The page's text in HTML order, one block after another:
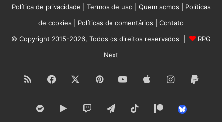
Política de privacidade Termos de uso Quem somos
Políticas
de cookies
Políticas de comentários
Contato
© Copyright 2015-2026, Todos os direitos reservados |
RPG
Next
RSS Facebook PinterestYouTubeAppleInstagram
SpotifyGoogle TwitchTelegramTikTokPatreon